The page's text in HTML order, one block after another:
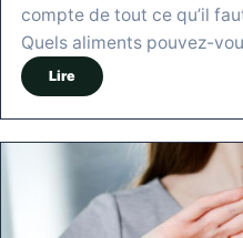
compte de tout ce qu’il
Quels aliments pouvez-
Lire